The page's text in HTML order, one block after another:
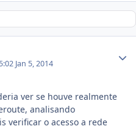
Jan 5, 2014
ver se houve realmente
analisando
verificar o acesso a rede